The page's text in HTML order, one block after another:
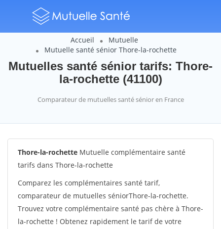
Accueil
Mutuelle
Mutuelle santé sénior Thore-la-rochette
Mutuelles santé sénior tarifs: Thore-
la-rochette (41100)
Comparateur de mutuelles santé sénior en France
Thore-la-rochette Mutuelle complémentaire santé
tarifs dans Thore-la-rochette
Comparez les complémentaires santé tarif,
comparateur de mutuelles séniorThore-la-rochette.
Trouvez votre complémentaire santé pas chère à Thore-
la-rochette ! Obtenez rapidement le tarif de votre